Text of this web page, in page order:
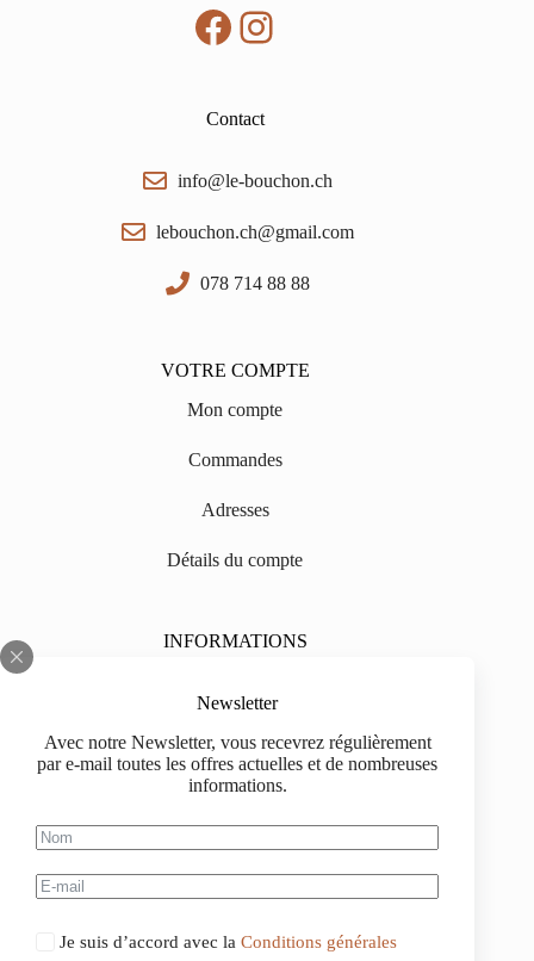
Newsletter
Avec notre Newsletter, vous recevrez régulièrement
par e-mail toutes les offres actuelles et de nombreuses
informations.
Je suis d’accord avec la Conditions générales
Facebook
Instagram
Contact
info@le-bouchon.ch
lebouchon.ch@gmail.com
078 714 88 88
VOTRE COMPTE
Mon compte
Commandes
Adresses
Détails du compte
INFORMATIONS
Livraison
Informations d'achat
Information de paiement